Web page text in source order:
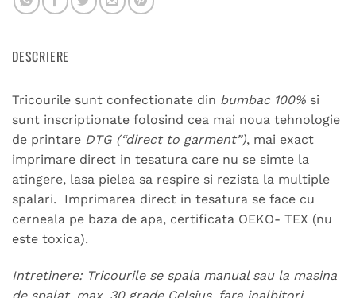
DESCRIERE
Tricourile sunt confectionate din bumbac 100% si
sunt inscriptionate folosind cea mai noua tehnologie
de printare DTG (“direct to garment”), mai exact
imprimare direct in tesatura care nu se simte la
atingere, lasa pielea sa respire si rezista la multiple
spalari. Imprimarea direct in tesatura se face cu
cerneala pe baza de apa, certificata OEKO- TEX (nu
este toxica).
Intretinere: Tricourile se spala manual sau la masina
de spalat, max. 30 grade Celsius, fara inalbitori.